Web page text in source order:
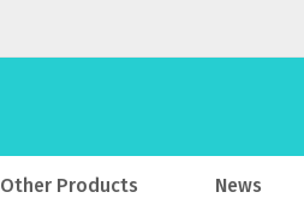
Other Products News